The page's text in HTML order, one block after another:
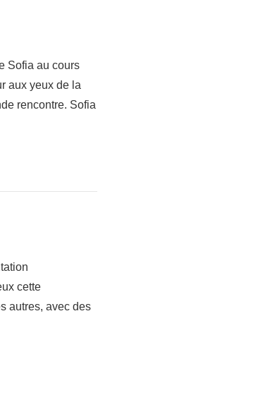
Sofia au cours
aux yeux de la
rencontre. Sofia
cette
autres, avec des